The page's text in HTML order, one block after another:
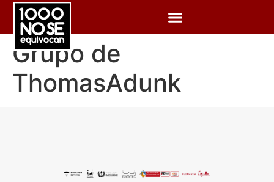
Grupo de
ThomasAdunk